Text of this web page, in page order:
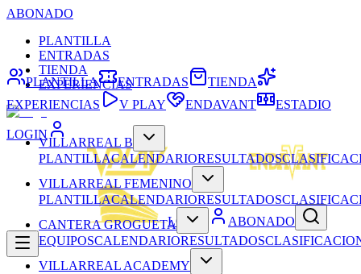
ABONADO
PLANTILLA
ENTRADAS
TIENDA
EXPERIENCIAS
LOGIN
LOGIN ABONADO
PLANTILLA ENTRADAS
TIENDA
EXPERIENCIAS
V PLAY ENDAVANT ESTADIO
VILLARREAL B
PLANTILLACALENDARIORESULTADOS
VILLARREAL FEMENINO
PLANTILLACALENDARIORESULTADOS
CANTERA GROGUETA
EQUIPOSCALENDARIORESULTADOS
VILLARREAL ACADEMY